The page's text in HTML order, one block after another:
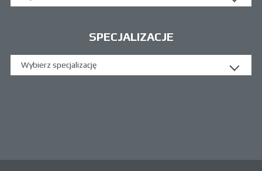
SPECJALIZACJE
Wybierz specjalizację